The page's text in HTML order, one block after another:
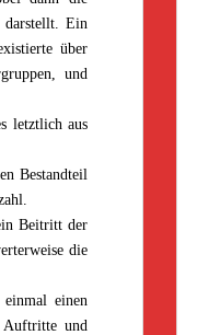
darstellt. Ein
über
und
letztlich aus
Bestandteil
Beitritt der
die
einen
Auftritte und